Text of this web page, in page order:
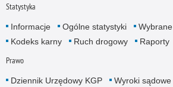
Statystyka
Informacje Ogólne statystyki
Kodeks karny
Ruch drogowy Raporty
Prawo
Dziennik Urzędowy KGP Wyroki sądowe